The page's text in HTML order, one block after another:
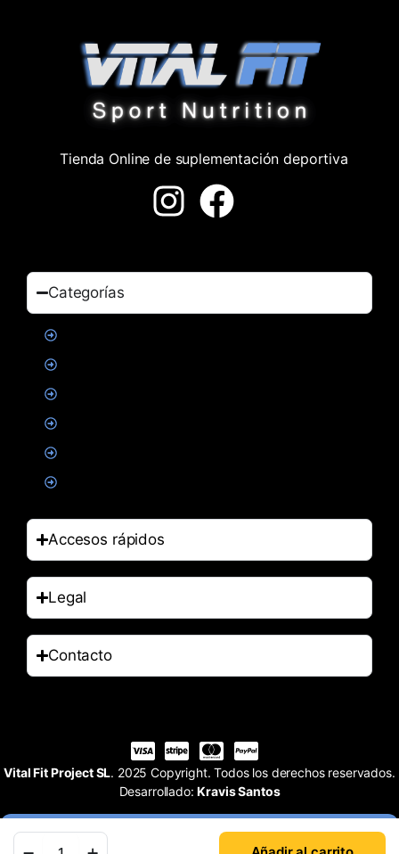
Tienda Online de suplementación deportiva
Categorías
Accesos rápidos
Legal
Contacto
Vital Fit Project SL. 2025 Copyright. Todos los derechos reservados.
Desarrollado:Kravis Santos